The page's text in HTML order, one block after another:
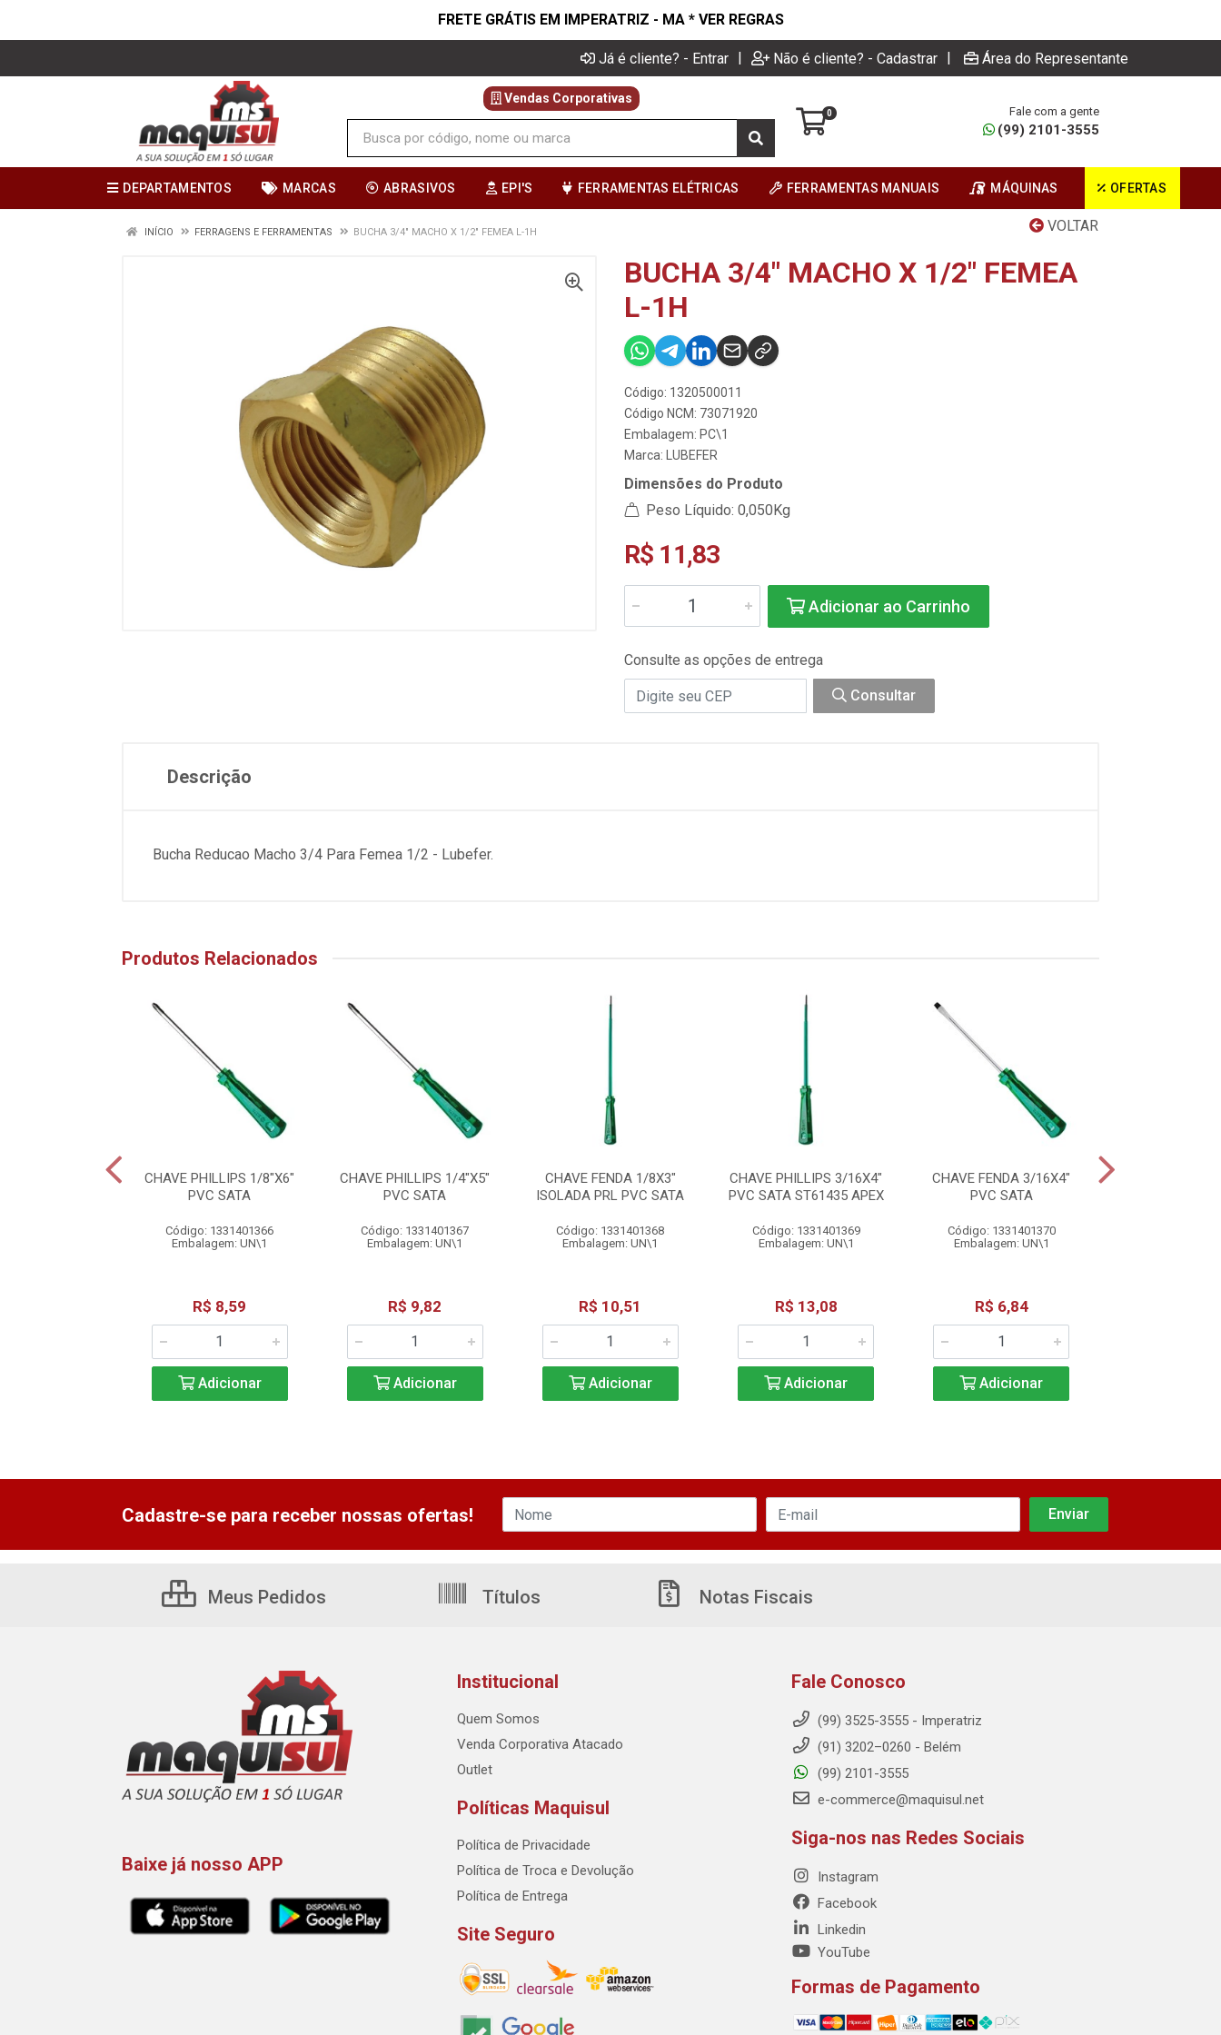
FRETE GRÁTIS EM IMPERATRIZ - MA * VER REGRAS
Já é cliente? - Entrar | Não é cliente? - Cadastrar | Área do Representante
Vendas Corporativas
0 Fale com a gente
(99) 2101-3555
DEPARTAMENTOS MARCAS ABRASIVOS EPI'S FERRAMENTAS ELÉTRICAS FERRAMENTAS MANUAIS MÁQUINAS OFERTAS
VOLTAR
INÍCIO FERRAGENS E FERRAMENTAS BUCHA 3/4" MACHO X 1/2" FEMEA L-1H
BUCHA 3/4" MACHO X 1/2" FEMEA
L-1H
Código: 1320500011
Código NCM: 73071920
Embalagem: PC\1
Marca:
LUBEFER
Dimensões do Produto
Peso Líquido: 0,050Kg
R$ 11,83
Adicionar ao Carrinho
Consulte as opções de entrega
Consultar
Descrição
Bucha Reducao Macho 3/4 Para Femea 1/2 - Lubefer.
Produtos Relacionados
CHAVE PHILLIPS 1/8"X6"
PVC SATA
Código: 1331401366
Embalagem: UN\1
R$ 8,59
Adicionar
CHAVE PHILLIPS 1/4"X5"
PVC SATA
Código: 1331401367
Embalagem: UN\1
R$ 9,82
Adicionar
CHAVE FENDA 1/8X3"
ISOLADA PRL PVC SATA
Código: 1331401368
Embalagem: UN\1
R$ 10,51
Adicionar
CHAVE PHILLIPS 3/16X4"
PVC SATA ST61435 APEX
Código: 1331401369
Embalagem: UN\1
R$ 13,08
Adicionar
CHAVE FENDA 3/16X4"
PVC SATA
Código: 1331401370
Embalagem: UN\1
R$ 6,84
Adicionar
Cadastre-se para receber nossas ofertas!
Meus Pedidos Títulos Notas Fiscais
Baixe já nosso APP
Institucional
Quem Somos
Venda Corporativa Atacado
Outlet
Políticas Maquisul
Política de Privacidade
Política de Troca e Devolução
Política de Entrega
Site Seguro
Fale Conosco
(99) 3525-3555 - Imperatriz
(91) 3202–0260 - Belém
(99) 2101-3555
e-commerce@maquisul.net
Siga-nos nas Redes Sociais
Instagram
Facebook
Linkedin
YouTube
Formas de Pagamento